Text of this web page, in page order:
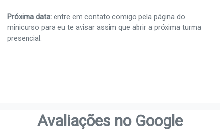
Próxima data: entre em contato comigo pela página do
minicurso para eu te avisar assim que abrir a próxima turma
presencial.
Avaliações no Google